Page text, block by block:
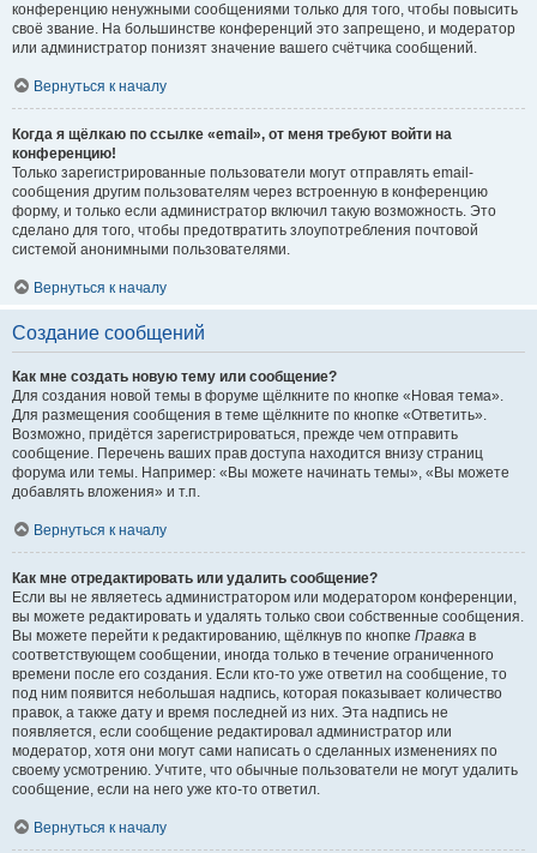
конференцию ненужными сообщениями только для того, чтобы повысить
своё звание. На большинстве конференций это запрещено, и модератор
или администратор понизят значение вашего счётчика сообщений.
Вернуться к началу
Когда я щёлкаю по ссылке «email», от меня требуют войти на
конференцию!
Только зарегистрированные пользователи могут отправлять email-
сообщения другим пользователям через встроенную в конференцию
форму, и только если администратор включил такую возможность. Это
сделано для того, чтобы предотвратить злоупотребления почтовой
системой анонимными пользователями.
Вернуться к началу
Создание сообщений
Как мне создать новую тему или сообщение?
Для создания новой темы в форуме щёлкните по кнопке «Новая тема».
Для размещения сообщения в теме щёлкните по кнопке «Ответить».
Возможно, придётся зарегистрироваться, прежде чем отправить
сообщение. Перечень ваших прав доступа находится внизу страниц
форума или темы. Например: «Вы можете начинать темы», «Вы можете
добавлять вложения» и т.п.
Вернуться к началу
Как мне отредактировать или удалить сообщение?
Если вы не являетесь администратором или модератором конференции,
вы можете редактировать и удалять только свои собственные сообщения.
Вы можете перейти к редактированию, щёлкнув по кнопке Правка в
соответствующем сообщении, иногда только в течение ограниченного
времени после его создания. Если кто-то уже ответил на сообщение, то
под ним появится небольшая надпись, которая показывает количество
правок, а также дату и время последней из них. Эта надпись не
появляется, если сообщение редактировал администратор или
модератор, хотя они могут сами написать о сделанных изменениях по
своему усмотрению. Учтите, что обычные пользователи не могут удалить
сообщение, если на него уже кто-то ответил.
Вернуться к началу